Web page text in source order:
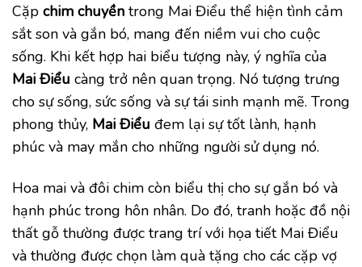
Cặp chim chuyền trong Mai Điểu thể hiện tình cảm
sắt son và gắn bó, mang đến niềm vui cho cuộc
sống. Khi kết hợp hai biểu tượng này, ý nghĩa của
Mai Điểu càng trở nên quan trọng. Nó tượng trưng
cho sự sống, sức sống và sự tái sinh mạnh mẽ. Trong
phong thủy, Mai Điểu đem lại sự tốt lành, hạnh
phúc và may mắn cho những người sử dụng nó.
Hoa mai và đôi chim còn biểu thị cho sự gắn bó và
hạnh phúc trong hôn nhân. Do đó, tranh hoặc đồ nội
thất gỗ thường được trang trí với họa tiết Mai Điểu
và thường được chọn làm quà tặng cho các cặp vợ